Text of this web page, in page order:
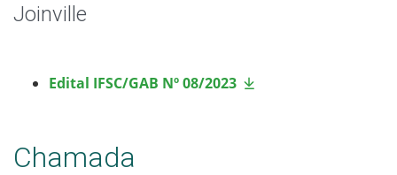
Joinville
Edital IFSC/GAB Nº 08/2023
Chamada